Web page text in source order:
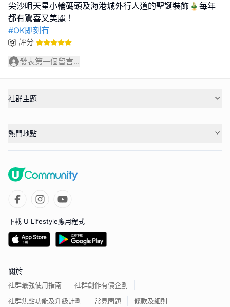
尖沙咀天星小輪碼頭及海港城外行人道的聖誕裝飾🎍每年
#OK即刻有
評分
發表第一個留言...
社群主題
熱門地點
下載 U Lifestyle應用程式
關於
社群最強使用指南
社群創作有價企劃
社群焦點功能及升級計劃
常見問題 條款及細則